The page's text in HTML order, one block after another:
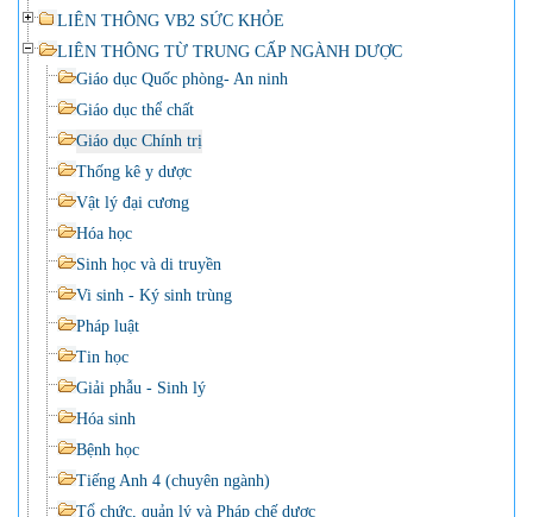
LIÊN THÔNG VB2 SỨC KHỎE
LIÊN THÔNG TỪ TRUNG CẤP NGÀNH DƯỢC
Giáo dục Quốc phòng- An ninh
Giáo dục thể chất
Giáo dục Chính trị
Thống kê y dược
Vật lý đại cương
Hóa học
Sinh học và di truyền
Vi sinh - Ký sinh trùng
Pháp luật
Tin học
Giải phẫu - Sinh lý
Hóa sinh
Bệnh học
Tiếng Anh 4 (chuyên ngành)
Tổ chức, quản lý và Pháp chế dược